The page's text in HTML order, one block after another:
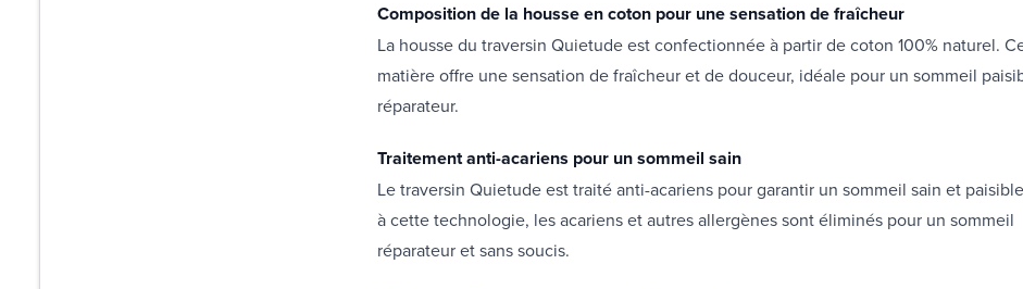
Composition de la housse en coton pour une sensation de fraîcheur
La housse du traversin Quietude est confectionnée à partir de coton 100% naturel.
matière offre une sensation de fraîcheur et de douceur, idéale pour un sommeil
réparateur.
Traitement anti-acariens pour un sommeil sain
Le traversin Quietude est traité anti-acariens pour garantir un sommeil sain et
à cette technologie, les acariens et autres allergènes sont éliminés pour un sommeil
réparateur et sans soucis.